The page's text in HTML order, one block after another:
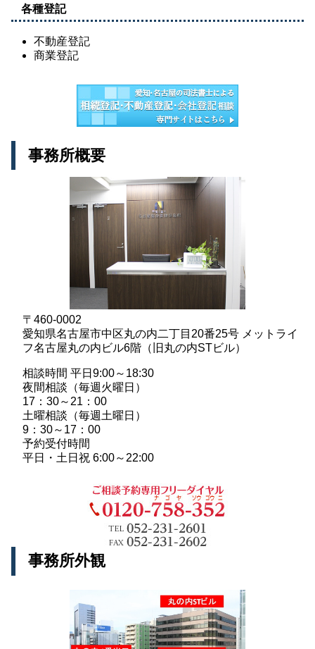
各種登記
不動産登記
商業登記
事務所概要
〒460-0002
愛知県名古屋市中区丸の内二丁目20番25号 メットライ
フ名古屋丸の内ビル6階（旧丸の内STビル）
相談時間 平日9:00～18:30
夜間相談（毎週火曜日）
17：30～21：00
土曜相談（毎週土曜日）
9：30～17：00
予約受付時間
平日・土日祝 6:00～22:00
事務所外観